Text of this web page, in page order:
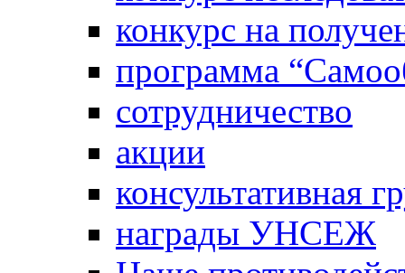
конкурс на
программа
сотрудничество
акции
консультативная
награды УНСЕЖ